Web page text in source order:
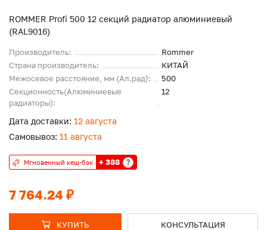
ROMMER Profi 500 12 секций радиатор алюминиевый
(RAL9016)
Производитель:
Rommer
Страна производитель:
КИТАЙ
Межосевое расстояние, мм (Ал.рад):
500
Секционность(Алюминиевые
радиаторы):
12
7 764.24 ₽
Дата доставки: 12 августа
Самовывоз: 11 августа
Мгновенный кеш-бэк + 388 ?
КУПИТЬ КОНСУЛЬТАЦИЯ